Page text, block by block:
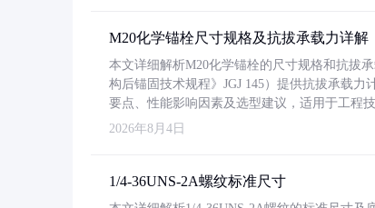
M20化学锚栓尺寸规格及抗拔承载力详解
本文详细解析M20化学锚栓的尺寸规格和抗拔
构后锚固技术规程》JGJ 145）提供抗拔承载
要点、性能影响因素及选型建议，适用于工程技
2026年8月4日
1/4-36UNS-2A螺纹标准尺寸